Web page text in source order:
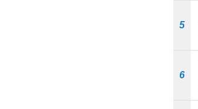
5
6